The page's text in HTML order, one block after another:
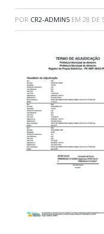
POR CR2-ADMIN5 EM 28 DE